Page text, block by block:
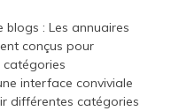
blogs : Les annuaires
conçus pour
interface conviviale
différentes catégories